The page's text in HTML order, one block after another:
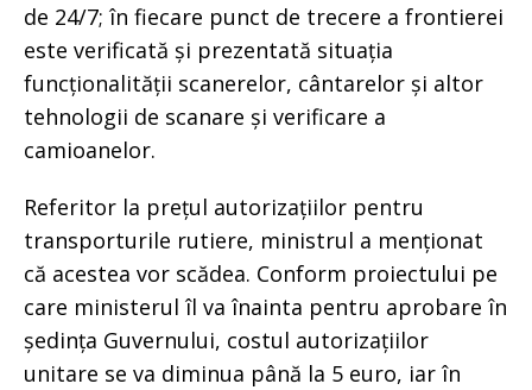
de 24/7; în fiecare punct de trecere a frontierei
este verificată și prezentată situația
funcționalității scanerelor, cântarelor și altor
tehnologii de scanare și verificare a
camioanelor.
Referitor la prețul autorizațiilor pentru
transporturile rutiere, ministrul a menționat
că acestea vor scădea. Conform proiectului pe
care ministerul îl va înainta pentru aprobare în
ședința Guvernului, costul autorizațiilor
unitare se va diminua până la 5 euro, iar în